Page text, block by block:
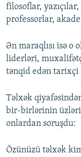
filosoflar,
professorlar,
Ən maraqlısı isə
liderləri,
tənqid edən tarixçi
Təlxək
bir-birlərinin
onlardan soruşdu:
Özünüzü təlxək